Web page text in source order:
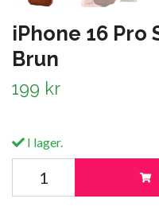
iPhone 16 Pro
Brun
199 kr
I lager.